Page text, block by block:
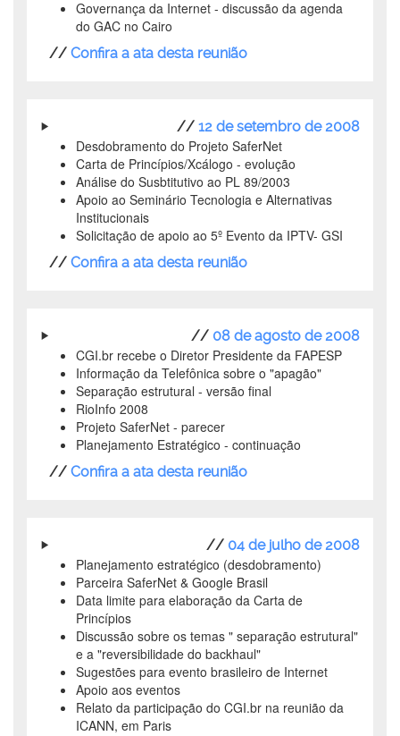
Governança da Internet - discussão da agenda
do GAC no Cairo
// Confira a ata desta reunião
// 12 de setembro de 2008
Desdobramento do Projeto SaferNet
Carta de Princípios/Xcálogo - evolução
Análise do Susbtitutivo ao PL 89/2003
Apoio ao Seminário Tecnologia e Alternativas
Institucionais
Solicitação de apoio ao 5º Evento da IPTV- GSI
// Confira a ata desta reunião
// 08 de agosto de 2008
CGI.br recebe o Diretor Presidente da FAPESP
Informação da Telefônica sobre o "apagão"
Separação estrutural - versão final
RioInfo 2008
Projeto SaferNet - parecer
Planejamento Estratégico - continuação
// Confira a ata desta reunião
// 04 de julho de 2008
Planejamento estratégico (desdobramento)
Parceira SaferNet & Google Brasil
Data limite para elaboração da Carta de
Princípios
Discussão sobre os temas " separação estrutural"
e a "reversibilidade do backhaul"
Sugestões para evento brasileiro de Internet
Apoio aos eventos
Relato da participação do CGI.br na reunião da
ICANN, em Paris